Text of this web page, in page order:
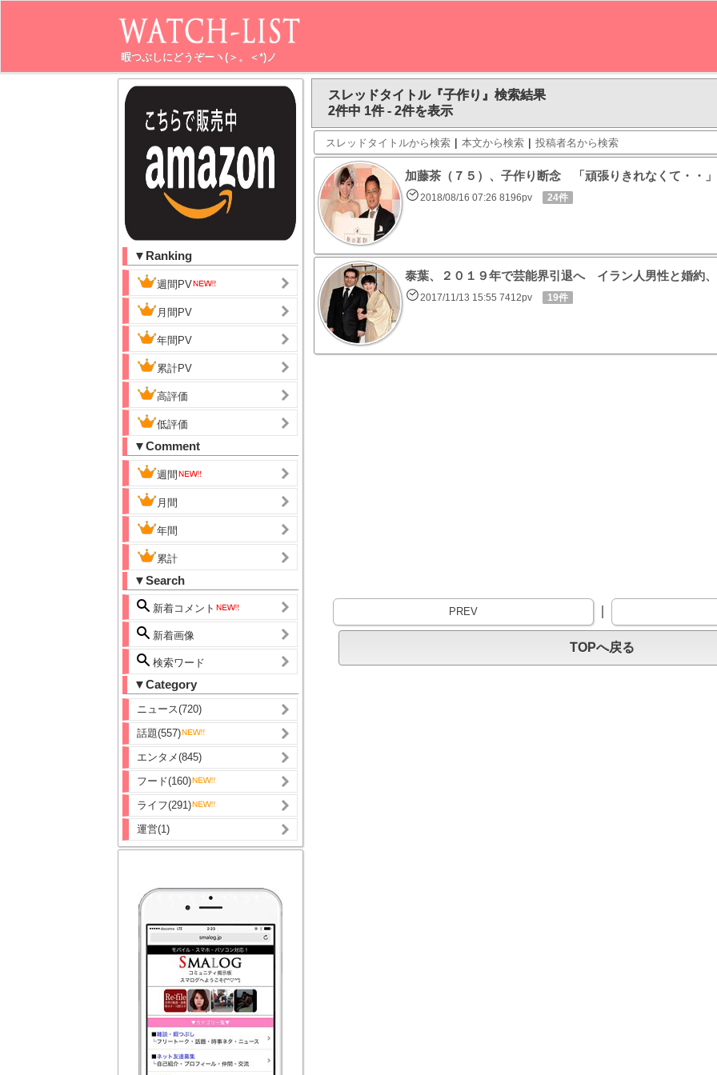
暇つぶしにどうぞーヽ(＞。＜*)ノ
▼Ranking
週間PV
月間PV
年間PV
累計PV
高評価
低評価
▼Comment
週間
月間
年間
累計
▼Search
新着コメント
新着画像
検索ワード
▼Category
ニュース(720)
話題(557)
エンタメ(845)
フード(160)
ライフ(291)
運営(1)
スレッドタイトル『子作り』検索結果
2件中 1件 - 2件を表示
スレッドタイトルから検索 | 本文から検索 | 投稿者名から検索
加藤茶（７５）、子作り断念 「頑張りきれなくて・・」
2018/08/16 07:26 8196pv 24件
泰葉、２０１９年で芸能界引退へ イラン人男性と婚約
2017/11/13 15:55 7412pv 19件
PREV
TOPへ戻る